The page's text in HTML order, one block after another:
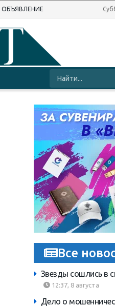
ОБЪЯВЛЕНИЕ
Все
Звезды сошлись в
12:37, 8 августа
Дело о